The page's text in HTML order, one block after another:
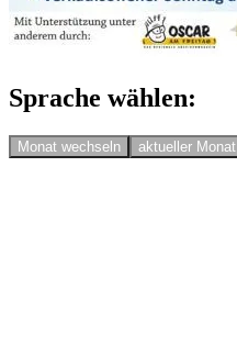
Sprache wählen:
Monat wechseln aktueller Monat